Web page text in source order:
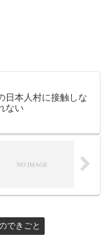
日本人村に接触しな
ない
できごと